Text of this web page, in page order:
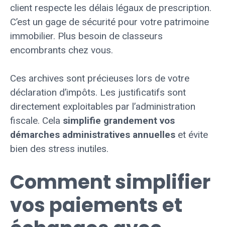
client respecte les délais légaux de prescription.
C’est un gage de sécurité pour votre patrimoine
immobilier. Plus besoin de classeurs
encombrants chez vous.
Ces archives sont précieuses lors de votre
déclaration d’impôts. Les justificatifs sont
directement exploitables par l’administration
fiscale. Cela simplifie grandement vos
démarches administratives annuelles et évite
bien des stress inutiles.
Comment simplifier
vos paiements et